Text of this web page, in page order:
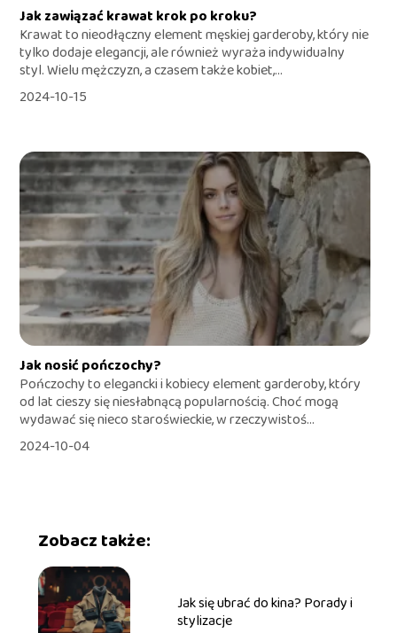
Jak zawiązać krawat krok po kroku?
Krawat to nieodłączny element męskiej garderoby, który nie
tylko dodaje elegancji, ale również wyraża indywidualny
styl. Wielu mężczyzn, a czasem także kobiet,...
2024-10-15
Jak nosić pończochy?
Pończochy to elegancki i kobiecy element garderoby, który
od lat cieszy się niesłabnącą popularnością. Choć mogą
wydawać się nieco staroświeckie, w rzeczywistoś...
2024-10-04
Zobacz także:
Jak się ubrać do kina? Porady i
stylizacje